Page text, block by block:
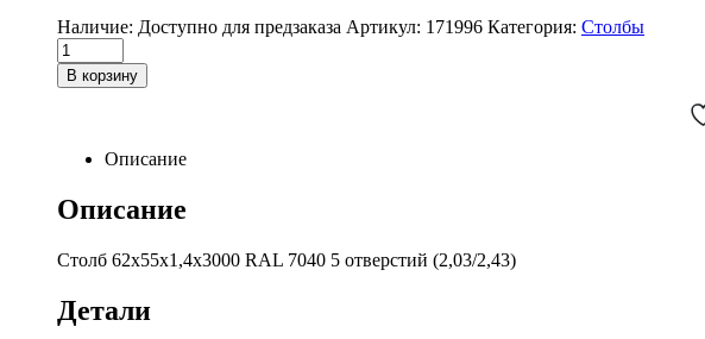
Наличие: Доступно для предзаказа Артикул: 171996 Категория: Столбы
Столб
62х55х1,4х3000
RAL
отверстий
quantity
В корзину
Описание
Описание
Столб 62х55х1,4х3000 RAL 7040 5 отверстий (2,03/2,43)
Детали